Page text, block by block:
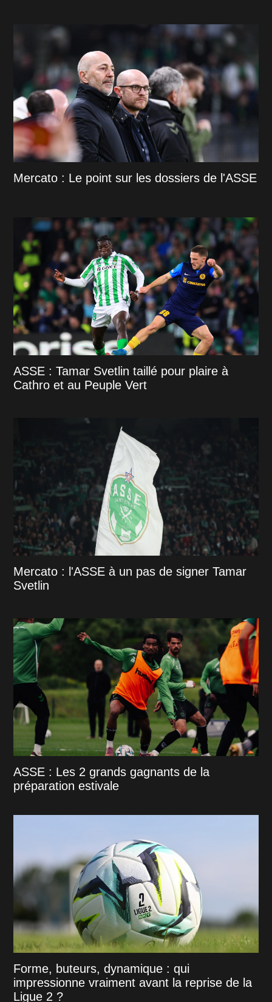
Mercato : Le point sur les dossiers de l'ASSE
ASSE : Tamar Svetlin taillé pour plaire à
Cathro et au Peuple Vert
Mercato : l'ASSE à un pas de signer Tamar
Svetlin
ASSE : Les 2 grands gagnants de la
préparation estivale
Forme, buteurs, dynamique : qui
impressionne vraiment avant la reprise de la
Ligue 2 ?